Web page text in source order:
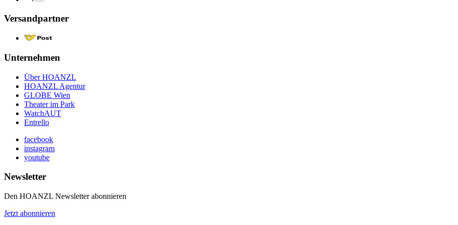
Versandpartner
Unternehmen
Über HOANZL
HOANZL Agentur
GLOBE Wien
Theater im Park
WatchAUT
Entrello
facebook
instagram
youtube
Newsletter
Den HOANZL Newsletter abonnieren
Jetzt abonnieren